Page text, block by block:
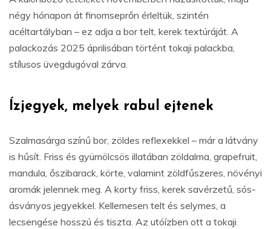
négy hónapon át finomseprőn érleltük, szintén
acéltartályban – ez adja a bor telt, kerek textúráját. A
palackozás 2025 áprilisában történt tokaji palackba,
stílusos üvegdugóval zárva.
Ízjegyek, melyek rabul ejtenek
Szalmasárga színű bor, zöldes reflexekkel – már a látvány
is hűsít. Friss és gyümölcsös illatában zöldalma, grapefruit,
mandula, őszibarack, körte, valamint zöldfűszeres, növényi
aromák jelennek meg. A korty friss, kerek savérzetű, sós-
ásványos jegyekkel. Kellemesen telt és selymes, a
lecsengése hosszú és tiszta. Az utóízben ott a tokaji